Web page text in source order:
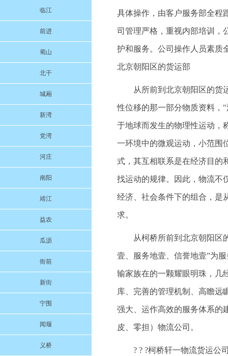
临江
前进
蜀山
北干
城厢
新湾
党湾
河庄
南阳
靖江
益农
瓜沥
衙前
新街
宁围
闻堰
义桥
具体操作，由客户服务部全程
司管理严格，重视内部培训，
护和服务。公司操作人员素质
北京朝阳区的货运部
从所前到北京朝阳区的货
性位移的那一部分物质资料，
于地球而发生的物理性运动，
一环境中的微观运动，小范围
式，其互相联系是在经济目的
找运动的规律。因此，物流不
经济、社会条件下的组合，是
求。
从柯桥所前到北京朝阳区
壹、服务地壹、信誉地壹”为
输家族在的一颗耀眼明珠，几
库、完善的管理机制、高瞻远
强大、运作高效的服务体系的
皮、零担）物流公司。
? ? ?柯桥轩一物流货运公